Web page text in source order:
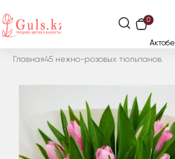
0
Актобе
Главная45 нежно-розовых тюльпанов.